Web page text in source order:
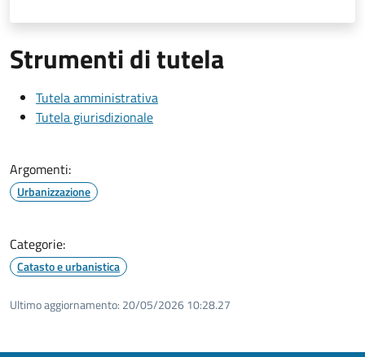
Strumenti di tutela
Tutela amministrativa
Tutela giurisdizionale
Argomenti:
Urbanizzazione
Categorie:
Catasto e urbanistica
Ultimo aggiornamento: 20/05/2026 10:28.27